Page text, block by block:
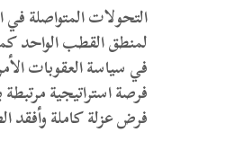
التحولات المتواصلة في
لمنطق القطب الواحد
في سياسة العقوبات
فرصة استراتيجية
فرض عزلة كاملة